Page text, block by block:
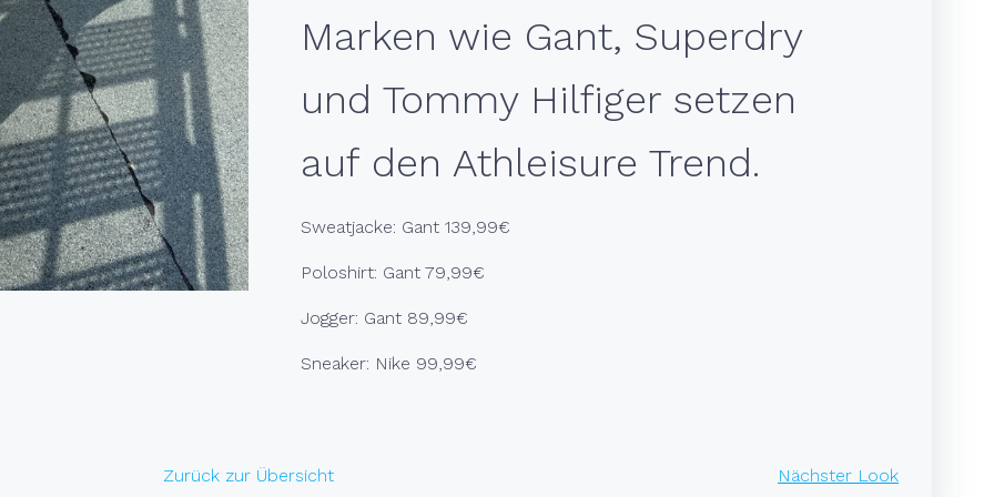
Marken wie Gant, Superdry
und Tommy Hilfiger setzen
auf den Athleisure Trend.
Sweatjacke: Gant 139,99€
Poloshirt: Gant 79,99€
Jogger: Gant 89,99€
Sneaker: Nike 99,99€
Zurück zur Übersicht Nächster Look